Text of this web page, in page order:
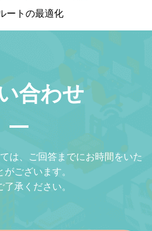
ートの最適化
合わせ
は、ご回答までにお時間をいた
がございます。
了承ください。